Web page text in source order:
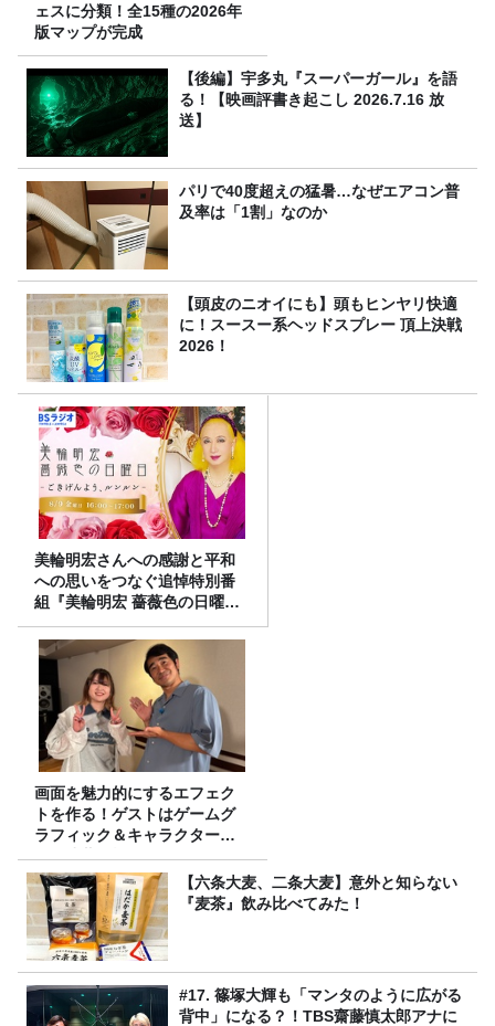
ェスに分類！全15種の2026年
版マップが完成
【後編】宇多丸『スーパーガール』を語
る！【映画評書き起こし 2026.7.16 放
送】
パリで40度超えの猛暑…なぜエアコン普
及率は「1割」なのか
【頭皮のニオイにも】頭もヒンヤリ快適
に！スースー系ヘッドスプレー 頂上決戦
2026！
美輪明宏さんへの感謝と平和
への思いをつなぐ追悼特別番
組『美輪明宏 薔薇色の日曜日
～ごきげんよう、ルンルン
～』8/9（日）16時放送
画面を魅力的にするエフェク
トを作る！ゲストはゲームグ
ラフィック＆キャラクター専
攻の遠藤里桜さん！
【六条大麦、二条大麦】意外と知らない
『麦茶』飲み比べてみた！
#17. 篠塚大輝も「マンタのように広がる
背中」になる？！TBS齋藤慎太郎アナに